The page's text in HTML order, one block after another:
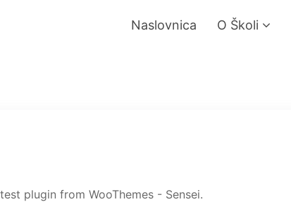
Naslovnica O Školi
plugin from WooThemes - Sensei.